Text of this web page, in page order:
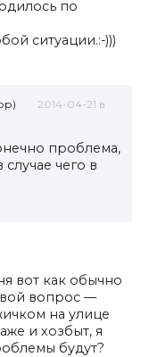
по
ситуации.:-)))
2014-04-21 в
проблема,
чего в
вот как обычно
вопрос —
на улице
и хозбыт, я
будут?